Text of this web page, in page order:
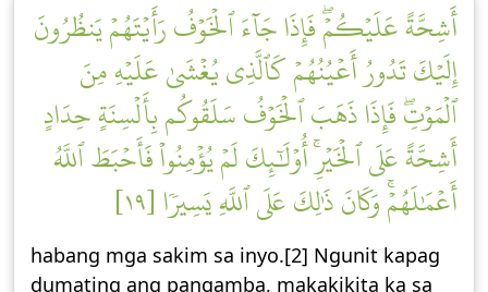
أَشِحَّةً عَلَيۡكُمۡۖ فَإِذَا جَآءَ ٱلۡخَوۡفُ رَأَيۡتَهُمۡ يَنظُرُونَ
إِلَيۡكَ تَدُورُ أَعۡيُنُهُمۡ كَٱلَّذِي يُغۡشَىٰ عَلَيۡهِ مِنَ
ٱلۡمَوۡتِۖ فَإِذَا ذَهَبَ ٱلۡخَوۡفُ سَلَقُوكُم بِأَلۡسِنَةٍ حِدَادٍ
أَشِحَّةً عَلَى ٱلۡخَيۡرِۚ أُوْلَٰٓئِكَ لَمۡ يُؤۡمِنُواْ فَأَحۡبَطَ ٱللَّهُ
أَعۡمَٰلَهُمۡۚ وَكَانَ ذَٰلِكَ عَلَى ٱللَّهِ يَسِيرٗا [١٩]
habang mga sakim sa inyo.[2] Ngunit kapag
dumating ang pangamba, makakikita ka sa